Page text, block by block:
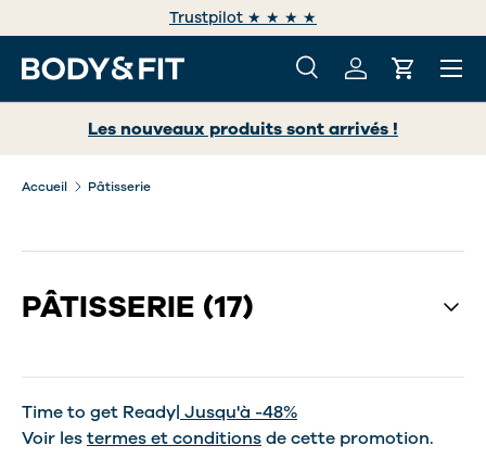
ALLER AU CONTENU
deliveries over +30 countries worldwide
Recherche
RechercheSe connecter
Panier
Menu
Les nouveaux produits sont arrivés !
Accueil Pâtisserie
PÂTISSERIE (17)
Time to get Ready| Jusqu'à -48%
Voir lestermes et conditionsde cette promotion.